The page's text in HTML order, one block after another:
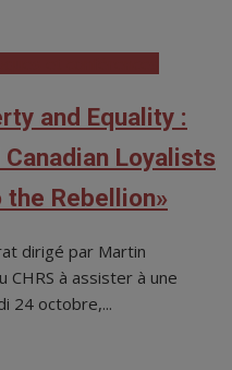
and Equality :
Loyalists
Rebellion»
dirigé par Martin
CHRS à assister à une
24 octobre,...